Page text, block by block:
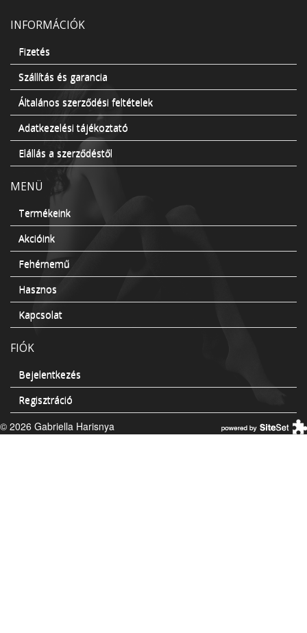
INFORMÁCIÓK
Fizetés
Szállítás és garancia
Általános szerződési feltételek
Adatkezelési tájékoztató
Elállás a szerződéstől
MENÜ
Termékeink
Akcióink
Fehérnemű
Hasznos
Kapcsolat
FIÓK
Bejelentkezés
Regisztráció
© 2026 Gabriella Harisnya